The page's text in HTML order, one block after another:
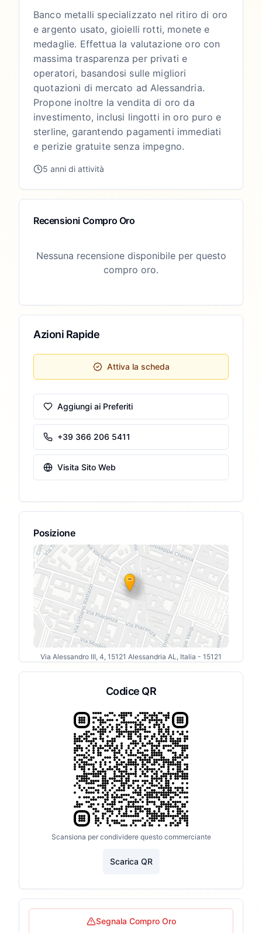
Banco metalli specializzato nel ritiro di oro
e argento usato, gioielli rotti, monete e
medaglie. Effettua la valutazione oro con
massima trasparenza per privati e
operatori, basandosi sulle migliori
quotazioni di mercato ad Alessandria.
Propone inoltre la vendita di oro da
investimento, inclusi lingotti in oro puro e
sterline, garantendo pagamenti immediati
e perizie gratuite senza impegno.
5 anni di attività
Recensioni Compro Oro
Nessuna recensione disponibile per questo
compro oro.
Azioni Rapide
Attiva la scheda
Aggiungi ai Preferiti
+39 366 206 5411
Visita Sito Web
Posizione
Via Alessandro III, 4, 15121 Alessandria AL, Italia - 15121
Codice QR
Scansiona per condividere questo commerciante
Scarica QR
Segnala Compro Oro